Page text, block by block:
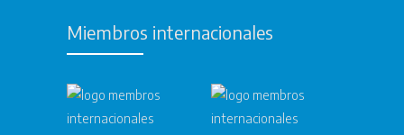
Miembros internacionales